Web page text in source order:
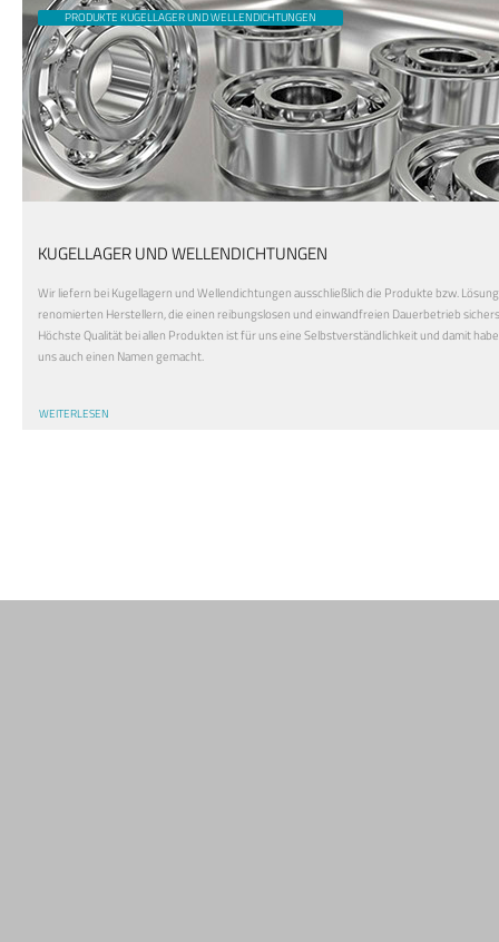
PRODUKTE KUGELLAGER UND WELLENDICHTUNGEN
KUGELLAGER UND WELLENDICHTUNGEN
Wir liefern bei Kugellagern und Wellendichtungen ausschließlich die Produkte bzw.
renomierten Herstellern, die einen reibungslosen und einwandfreien Dauerbetrieb
Höchste Qualität bei allen Produkten ist für uns eine Selbstverständlichkeit und damit
uns auch einen Namen gemacht.
WEITERLESEN